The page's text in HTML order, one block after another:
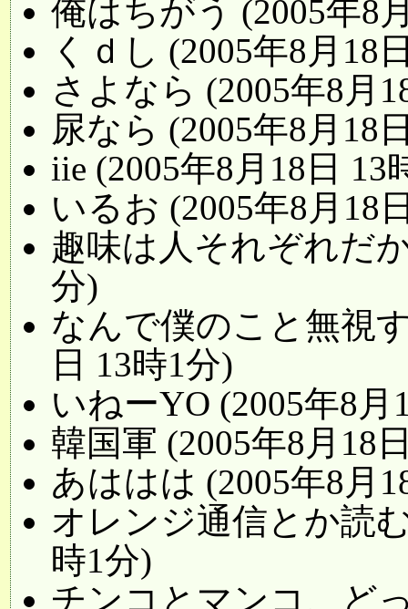
俺はちがう (2005年8
くｄし (2005年8月18
さよなら (2005年8月
尿なら (2005年8月18
iie (2005年8月18日 13
いるお (2005年8月18
趣味は人それぞれだ
分)
なんで僕のこと無視
日 13時1分)
いねーYO (2005年8月
韓国軍 (2005年8月18
あははは (2005年8月
オレンジ通信とか読
時1分)
チンコとマンコ、ど